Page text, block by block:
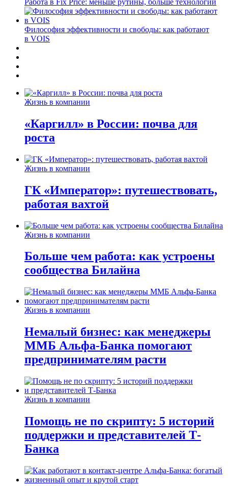
Философия эффективности и свободы: как работают
в VOIS
Жизнь в компании
«Каргилл» в России: почва для
роста
Жизнь в компании
ГК «Император»: путешествовать,
работая вахтой
Жизнь в компании
Больше чем работа: как устроены
сообщества Билайна
Жизнь в компании
Немалый бизнес: как менеджеры
ММБ Альфа-Банка помогают
предпринимателям расти
Жизнь в компании
Помощь не по скрипту: 5 историй
поддержки и представителей Т-
Банка